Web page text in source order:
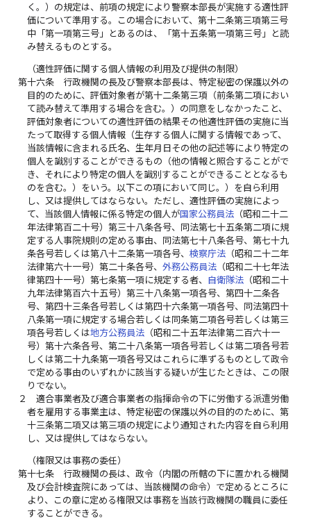
く。）の規定は、前項の規定により警察本部長が実施する適性評
価について準用する。この場合において、第十二条第三項第三号
中「第一項第三号」とあるのは、「第十五条第一項第三号」と読
み替えるものとする。
（適性評価に関する個人情報の利用及び提供の制限）
第十六条
行政機関の長及び警察本部長は、特定秘密の保護以外の
目的のために、評価対象者が第十二条第三項（前条第二項におい
て読み替えて準用する場合を含む。）の同意をしなかったこと、
評価対象者についての適性評価の結果その他適性評価の実施に当
たって取得する個人情報（生存する個人に関する情報であって、
当該情報に含まれる氏名、生年月日その他の記述等により特定の
個人を識別することができるもの（他の情報と照合することがで
き、それにより特定の個人を識別することができることとなるも
のを含む。）をいう。以下この項において同じ。）を自ら利用
し、又は提供してはならない。ただし、適性評価の実施によっ
て、当該個人情報に係る特定の個人が国家公務員法 （昭和二十二
年法律第百二十号）第三十八条各号、同法第七十五条第二項に規
定する人事院規則の定める事由、同法第七十八条各号、第七十九
条各号若しくは第八十二条第一項各号、検察庁法 （昭和二十二年
法律第六十一号）第二十条各号、外務公務員法 （昭和二十七年法
律第四十一号）第七条第一項に規定する者、 自衛隊法 （昭和二十
九年法律第百六十五号）第三十八条第一項各号、第四十二条各
号、第四十三条各号若しくは第四十六条第一項各号、同法第四十
八条第一項に規定する場合若しくは同条第二項各号若しくは第三
項各号若しくは地方公務員法 （昭和二十五年法律第二百六十一
号）第十六条各号、第二十八条第一項各号若しくは第二項各号若
しくは第二十九条第一項各号又はこれらに準ずるものとして政令
で定める事由のいずれかに該当する疑いが生じたときは、この限
りでない。
２
適合事業者及び適合事業者の指揮命令の下に労働する派遣労働
者を雇用する事業主は、特定秘密の保護以外の目的のために、第
十三条第二項又は第三項の規定により通知された内容を自ら利用
し、又は提供してはならない。
（権限又は事務の委任）
第十七条
行政機関の長は、政令（内閣の所轄の下に置かれる機関
及び会計検査院にあっては、当該機関の命令）で定めるところに
より、この章に定める権限又は事務を当該行政機関の職員に委任
することができる。